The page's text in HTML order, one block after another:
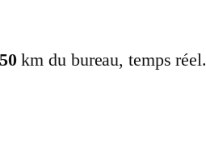
50 km du bureau, temps réel.